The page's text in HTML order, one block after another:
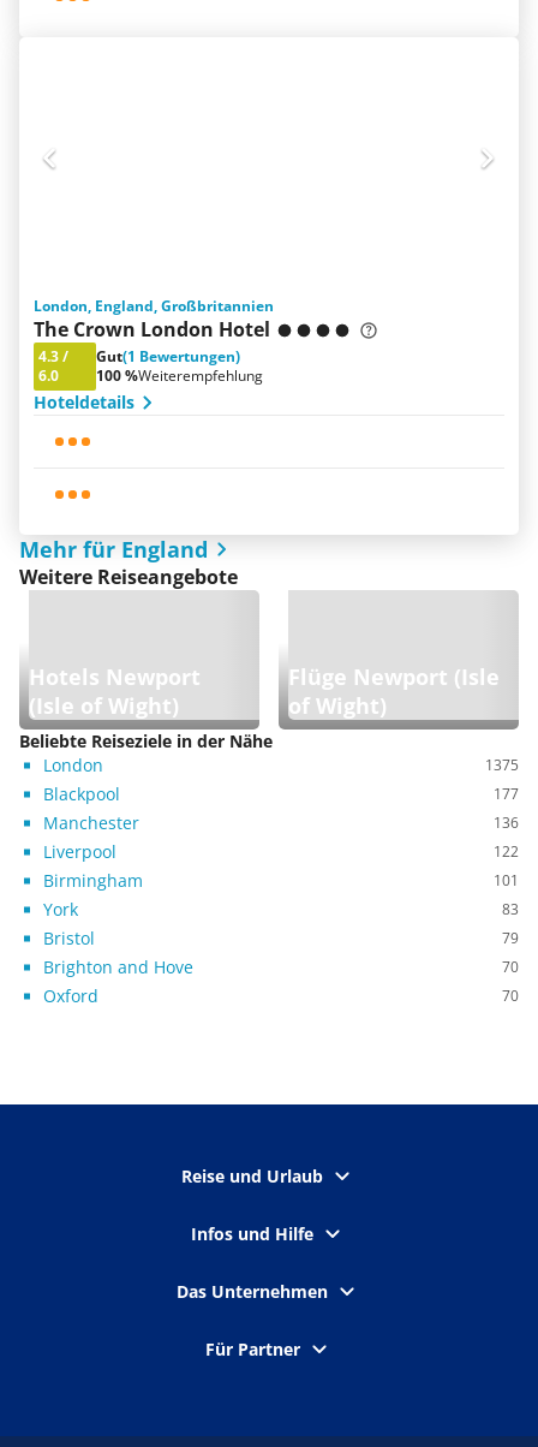
London, England, Großbritannien
The Crown London Hotel
4.3/
6.0
Gut(1 Bewertungen)
100 %Weiterempfehlung
Hoteldetails
Mehr für England
Weitere Reiseangebote
Hotels Newport
(Isle of Wight)
Flüge Newport (Isle
of Wight)
Beliebte Reiseziele in der Nähe
London
1375
Blackpool 177
Manchester 136
Liverpool 122
Birmingham 101
York 83
Bristol 79
Brighton and Hove 70
Oxford 70
Reise und Urlaub
Infos und Hilfe
Das Unternehmen
Für Partner